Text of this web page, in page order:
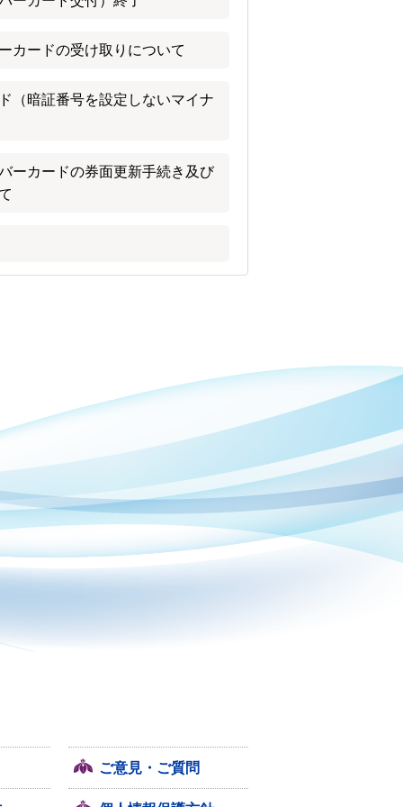
カードの受け取りについて
（暗証番号を設定しないマイナ
ーカードの券面更新手続き及び
ご意見・ご質問